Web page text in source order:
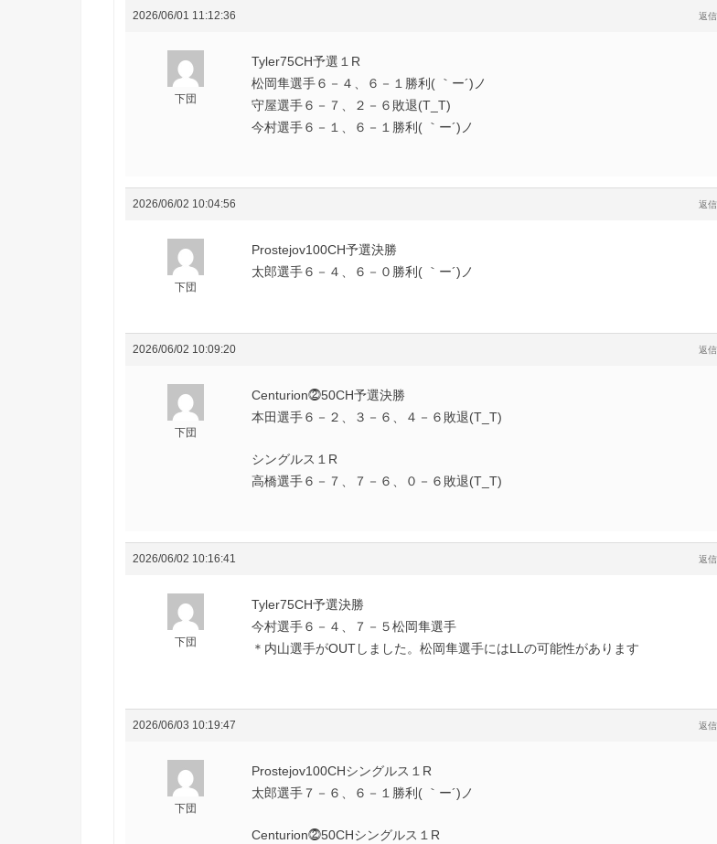
2026/06/01 11:12:36 返信
下団
Tyler75CH予選１R
松岡隼選手６－４、６－１勝利( ｀ー´)ノ
守屋選手６－７、２－６敗退(T_T)
今村選手６－１、６－１勝利( ｀ー´)ノ
2026/06/02 10:04:56 返信
下団
Prostejov100CH予選決勝
太郎選手６－４、６－０勝利( ｀ー´)ノ
2026/06/02 10:09:20 返信
下団
Centurion⓶50CH予選決勝
本田選手６－２、３－６、４－６敗退(T_T)
シングルス１R
高橋選手６－７、７－６、０－６敗退(T_T)
2026/06/02 10:16:41 返信
下団
Tyler75CH予選決勝
今村選手６－４、７－５松岡隼選手
＊内山選手がOUTしました。松岡隼選手にはLLの可能性があります
2026/06/03 10:19:47 返信
下団
Prostejov100CHシングルス１R
太郎選手７－６、６－１勝利( ｀ー´)ノ
Centurion⓶50CHシングルス１R